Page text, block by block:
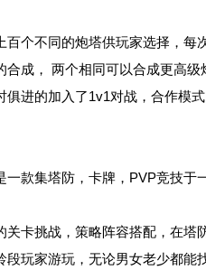
百个不同的炮塔供玩家选择，每
合成， 两个相同可以合成更高级
俱进的加入了1v1对战，合作模
一款集塔防，卡牌，PVP竞技于
关卡挑战，策略阵容搭配，在塔
段玩家游玩，无论男女老少都能